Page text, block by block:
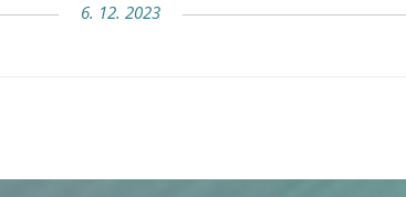
6. 12. 2023